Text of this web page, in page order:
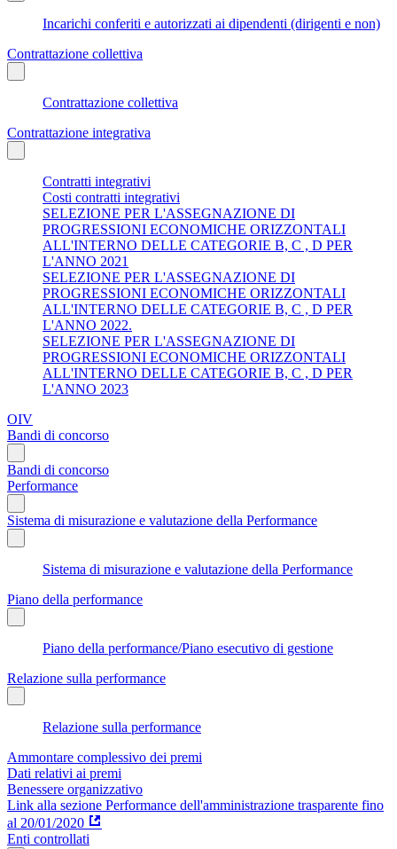
Incarichi conferiti e autorizzati ai dipendenti (dirigenti e non)
Contrattazione collettiva
Contrattazione collettiva
Contrattazione integrativa
Contratti integrativi
Costi contratti integrativi
SELEZIONE PER L'ASSEGNAZIONE DI
PROGRESSIONI ECONOMICHE ORIZZONTALI
ALL'INTERNO DELLE CATEGORIE B, C , D PER
L'ANNO 2021
SELEZIONE PER L'ASSEGNAZIONE DI
PROGRESSIONI ECONOMICHE ORIZZONTALI
ALL'INTERNO DELLE CATEGORIE B, C , D PER
L'ANNO 2022.
SELEZIONE PER L'ASSEGNAZIONE DI
PROGRESSIONI ECONOMICHE ORIZZONTALI
ALL'INTERNO DELLE CATEGORIE B, C , D PER
L'ANNO 2023
OIV
Bandi di concorso
Bandi di concorso
Performance
Sistema di misurazione e valutazione della Performance
Sistema di misurazione e valutazione della Performance
Piano della performance
Piano della performance/Piano esecutivo di gestione
Relazione sulla performance
Relazione sulla performance
Ammontare complessivo dei premi
Dati relativi ai premi
Benessere organizzativo
Link alla sezione Performance dell'amministrazione trasparente fino
al 20/01/2020
Enti controllati